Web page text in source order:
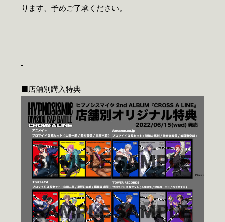
ります、予めご了承ください。
■店舗別購入特典